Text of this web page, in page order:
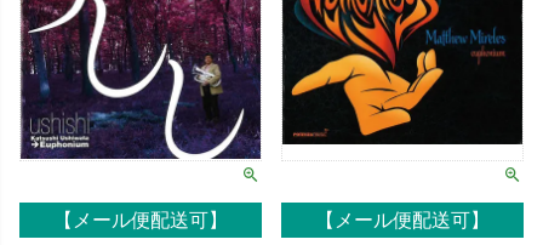
【メール便配送可】 【メール便配送可】